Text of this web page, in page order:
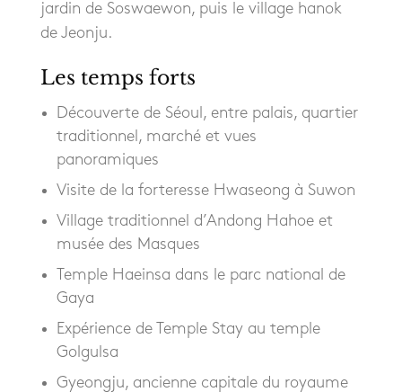
jardin de Soswaewon, puis le village hanok
de Jeonju.
Les temps forts
Découverte de Séoul, entre palais, quartier
traditionnel, marché et vues
panoramiques
Visite de la forteresse Hwaseong à Suwon
Village traditionnel d’Andong Hahoe et
musée des Masques
Temple Haeinsa dans le parc national de
Gaya
Expérience de Temple Stay au temple
Golgulsa
Gyeongju, ancienne capitale du royaume